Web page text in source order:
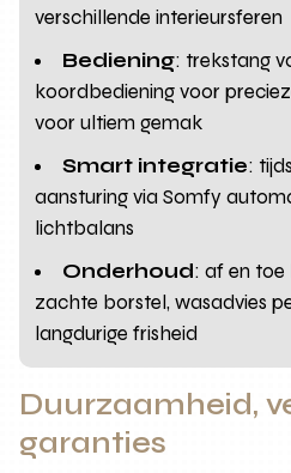
verschillende interieursferen
Bediening: trekstang
koordbediening voor
voor ultiem gemak
Smart integratie:
aansturing via Somfy
lichtbalans
Onderhoud: af en
zachte borstel, wasadvies
langdurige frisheid
Duurzaamheid,
garanties